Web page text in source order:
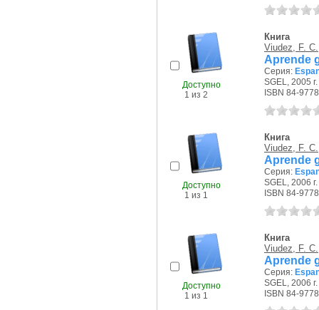
Доступно
1 из 2
Книга
Viudez, F. C.
Aprende
Серия:
SGEL, 2005 г.
ISBN 84-
Доступно
1 из 1
Книга
Viudez, F. C.
Aprende
Серия:
SGEL, 2006 г.
ISBN 84-
Доступно
1 из 1
Книга
Viudez, F. C.
Aprende
Серия:
SGEL, 2006 г.
ISBN 84-